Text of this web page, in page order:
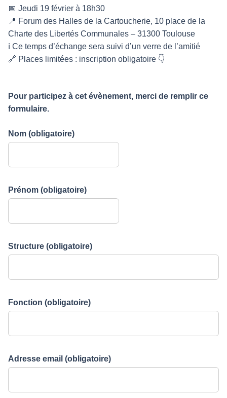
📅 Jeudi 19 février à 18h30
📍 Forum des Halles de la Cartoucherie, 10 place de la
Charte des Libertés Communales – 31300 Toulouse
ℹ️ Ce temps d’échange sera suivi d’un verre de l’amitié
🔗 Places limitées : inscription obligatoire 👇
Pour participez à cet évènement, merci de remplir ce
formulaire.
Nom (obligatoire)
Prénom (obligatoire)
Structure (obligatoire)
Fonction (obligatoire)
Adresse email (obligatoire)